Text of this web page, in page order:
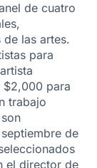
de cuatro
las artes.
para
$2,000 para
trabajo
de
el director de